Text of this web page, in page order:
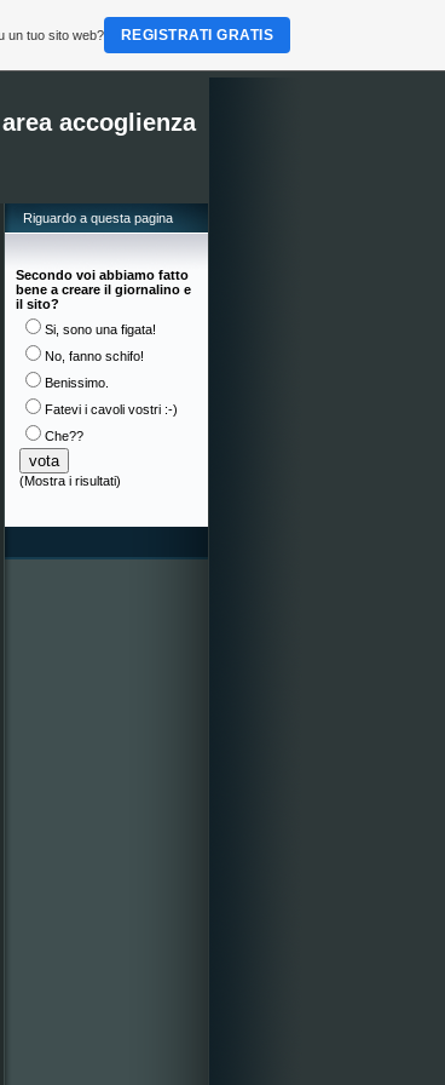
accoglienza
Riguardo a questa pagina
Secondo voi abbiamo fatto
bene a creare il giornalino e
il sito?
Si, sono una figata!
No, fanno schifo!
Benissimo.
Fatevi i cavoli vostri :-)
Che??
(Mostra i risultati)
un tuo sito web? REGISTRATI GRATIS